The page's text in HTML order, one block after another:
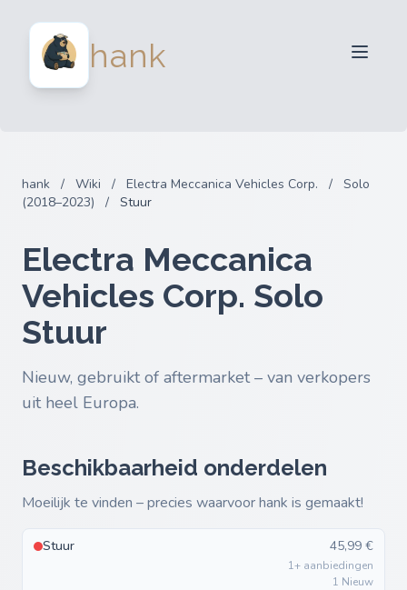
hank
hank / Wiki / Electra Meccanica Vehicles Corp. /
Solo
(2018–2023)
/ Stuur
Electra Meccanica
Vehicles Corp. Solo
Stuur
Nieuw, gebruikt of aftermarket – van verkopers
uit heel Europa.
Beschikbaarheid onderdelen
Moeilijk te vinden – precies waarvoor hank is gemaakt!
Stuur 45,99 €
1+ aanbiedingen
1 Nieuw